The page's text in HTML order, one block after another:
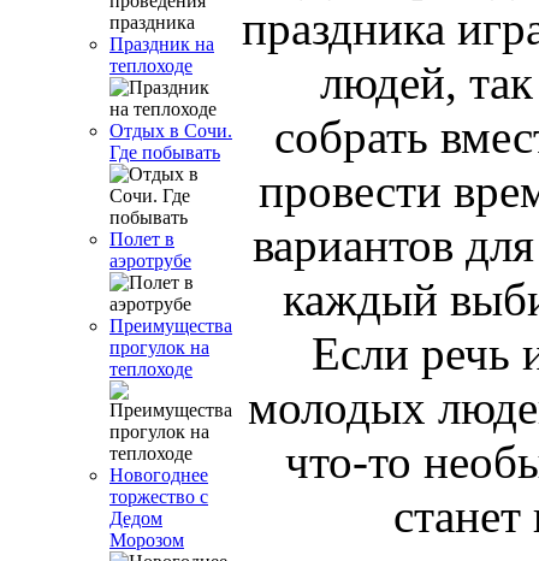
Праздник на
теплоходе
Отдых в Сочи.
Где побывать
Полет в
аэротрубе
Преимущества
прогулок на
теплоходе
Новогоднее
торжество с
Дедом
Морозом
праздника
людей,
собрать
провести
вариантов
каждый
Если речь
молодых
что-то